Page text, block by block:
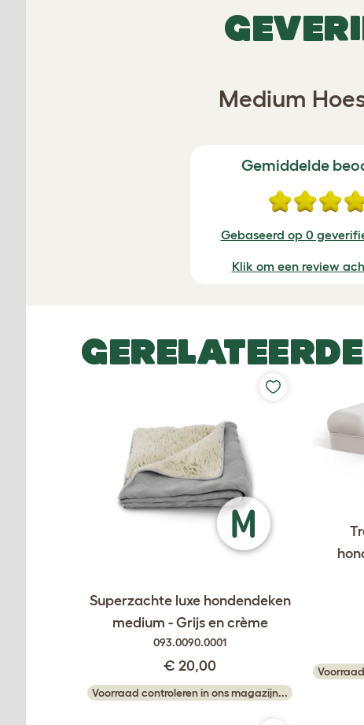
Medium
Gemiddelde
Gebaseerd op 0
Klik om een review
Superzachte luxe hondendeken
medium - Grijs en crème
093.0090.0001
€ 20,00
Voorraad controleren in ons magazijn...